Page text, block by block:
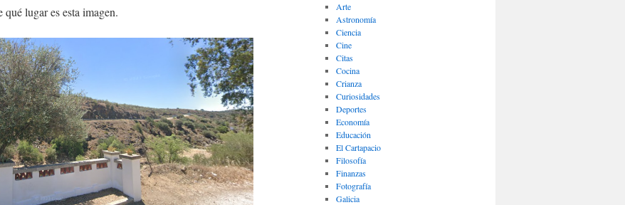
lugar es esta imagen.
Arte
Astronomía
Ciencia
Cine
Citas
Cocina
Crianza
Curiosidades
Deportes
Economía
Educación
El Cartapacio
Filosofía
Finanzas
Fotografía
Galicia